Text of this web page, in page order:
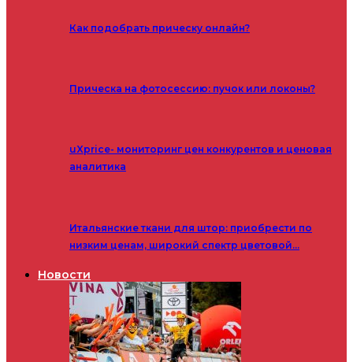
Как подобрать прическу онлайн?
Прическа на фотосессию: пучок или локоны?
uXprice- мониторинг цен конкурентов и ценовая
аналитика
Итальянские ткани для штор: приобрести по
низким ценам, широкий спектр цветовой…
Новости